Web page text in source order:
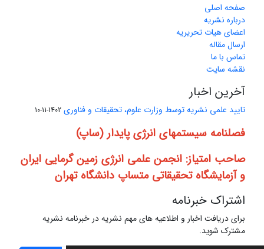
صفحه اصلی
درباره نشریه
اعضای هیات تحریریه
ارسال مقاله
تماس با ما
نقشه سایت
آخرین اخبار
تایید علمی نشریه توسط وزارت علوم، تحقیقات و فناوری 1402-11-10
فصلنامه سیستمهای انرژی پایدار (ساپ)
صاحب امتیاز: انجمن علمی انرژی زمین گرمایی ایران
و آزمایشگاه تحقیقاتی متساپ دانشگاه تهران
اشتراک خبرنامه
برای دریافت اخبار و اطلاعیه های مهم نشریه در خبرنامه نشریه
مشترک شوید.